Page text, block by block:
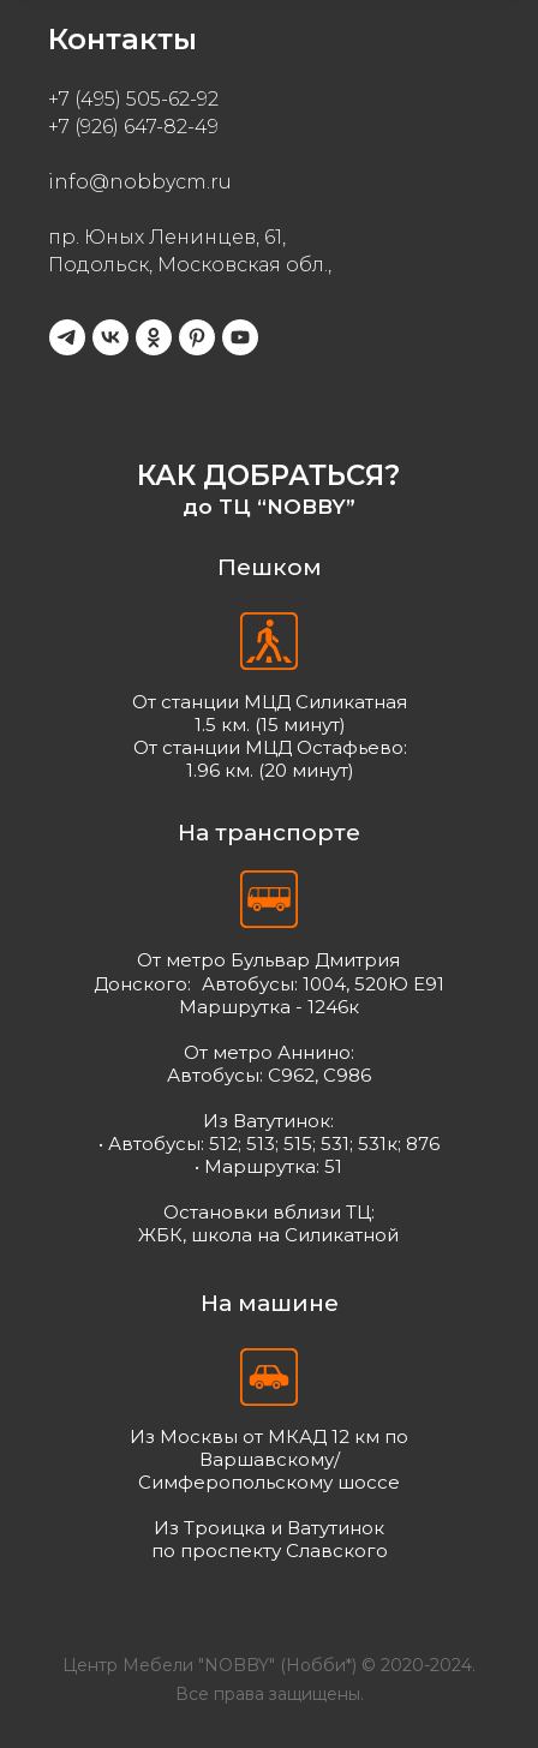
Контакты
+7 (495) 505-62-92
+7 (926) 647-82-49
info@nobbycm.ru
пр. Юных Ленинцев, 61,
Подольск, Московская обл.,
КАК ДОБРАТЬСЯ?
до ТЦ “NOBBY”
Пешком
На транспорте
На машине
От станции МЦД Силикатная
1.5 км. (15 минут)
От станции МЦД Остафьево:
1.96 км. (20 минут)
От метро Бульвар Дмитрия
Донского: Автобусы: 1004, 520Ю Е91
Маршрутка - 1246к
От метро Аннино:
Автобусы: С962, С986
Из Ватутинок:
• Автобусы: 512; 513; 515; 531; 531к; 876
• Маршрутка: 51
Остановки вблизи ТЦ:
ЖБК, школа на Силикатной
Из Москвы от МКАД 12 км по
Варшавскому/
Симферопольскому шоссе
Из Троицка и Ватутинок
по проспекту Славского
Центр Мебели "NOBBY" (Нобби*) © 2020-2024.
Все права защищены.